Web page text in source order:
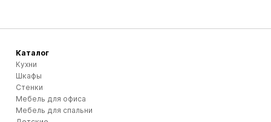
Каталог
Кухни
Шкафы
Стенки
Мебель для офиса
Мебель для спальни